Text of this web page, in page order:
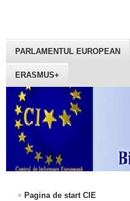
PARLAMENTUL EUROPEAN
ERASMUS+
Pagina de start CIE